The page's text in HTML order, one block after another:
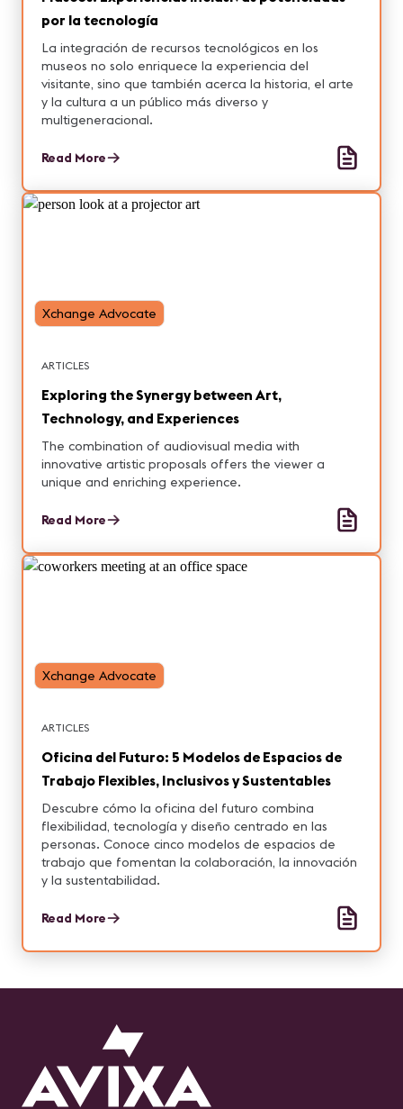
por la tecnología
La integración de recursos tecnológicos en los
museos no solo enriquece la experiencia del
visitante, sino que también acerca la historia, el arte
y la cultura a un público más diverso y
multigeneracional.
Read More
Xchange Advocate
ARTICLES
Exploring the Synergy between Art,
Technology, and Experiences
The combination of audiovisual media with
innovative artistic proposals offers the viewer a
unique and enriching experience.
Read More
Xchange Advocate
ARTICLES
Oficina del Futuro: 5 Modelos de Espacios de
Trabajo Flexibles, Inclusivos y Sustentables
Descubre cómo la oficina del futuro combina
flexibilidad, tecnología y diseño centrado en las
personas. Conoce cinco modelos de espacios de
trabajo que fomentan la colaboración, la innovación
y la sustentabilidad.
Read More